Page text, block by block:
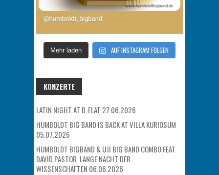
Mehr laden AUF INSTAGRAM FOLGEN
KONZERTE
LATIN NIGHT AT B-FLAT 27.06.2026
HUMBOLDT BIG BAND IS BACK AT VILLA KURIOSUM
05.07.2026
HUMBOLDT BIGBAND & UJI BIG BAND COMBO FEAT.
DAVID PASTOR. LANGE NACHT DER
WISSENSCHAFTEN 06.06.2026